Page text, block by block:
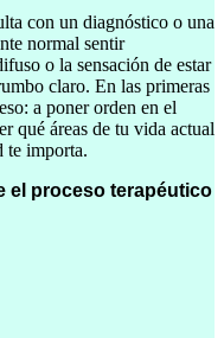
con un diagnóstico o una
normal sentir
o la sensación de estar
claro. En las primeras
a poner orden en el
qué áreas de tu vida actual
te importa.
el proceso terapéutico